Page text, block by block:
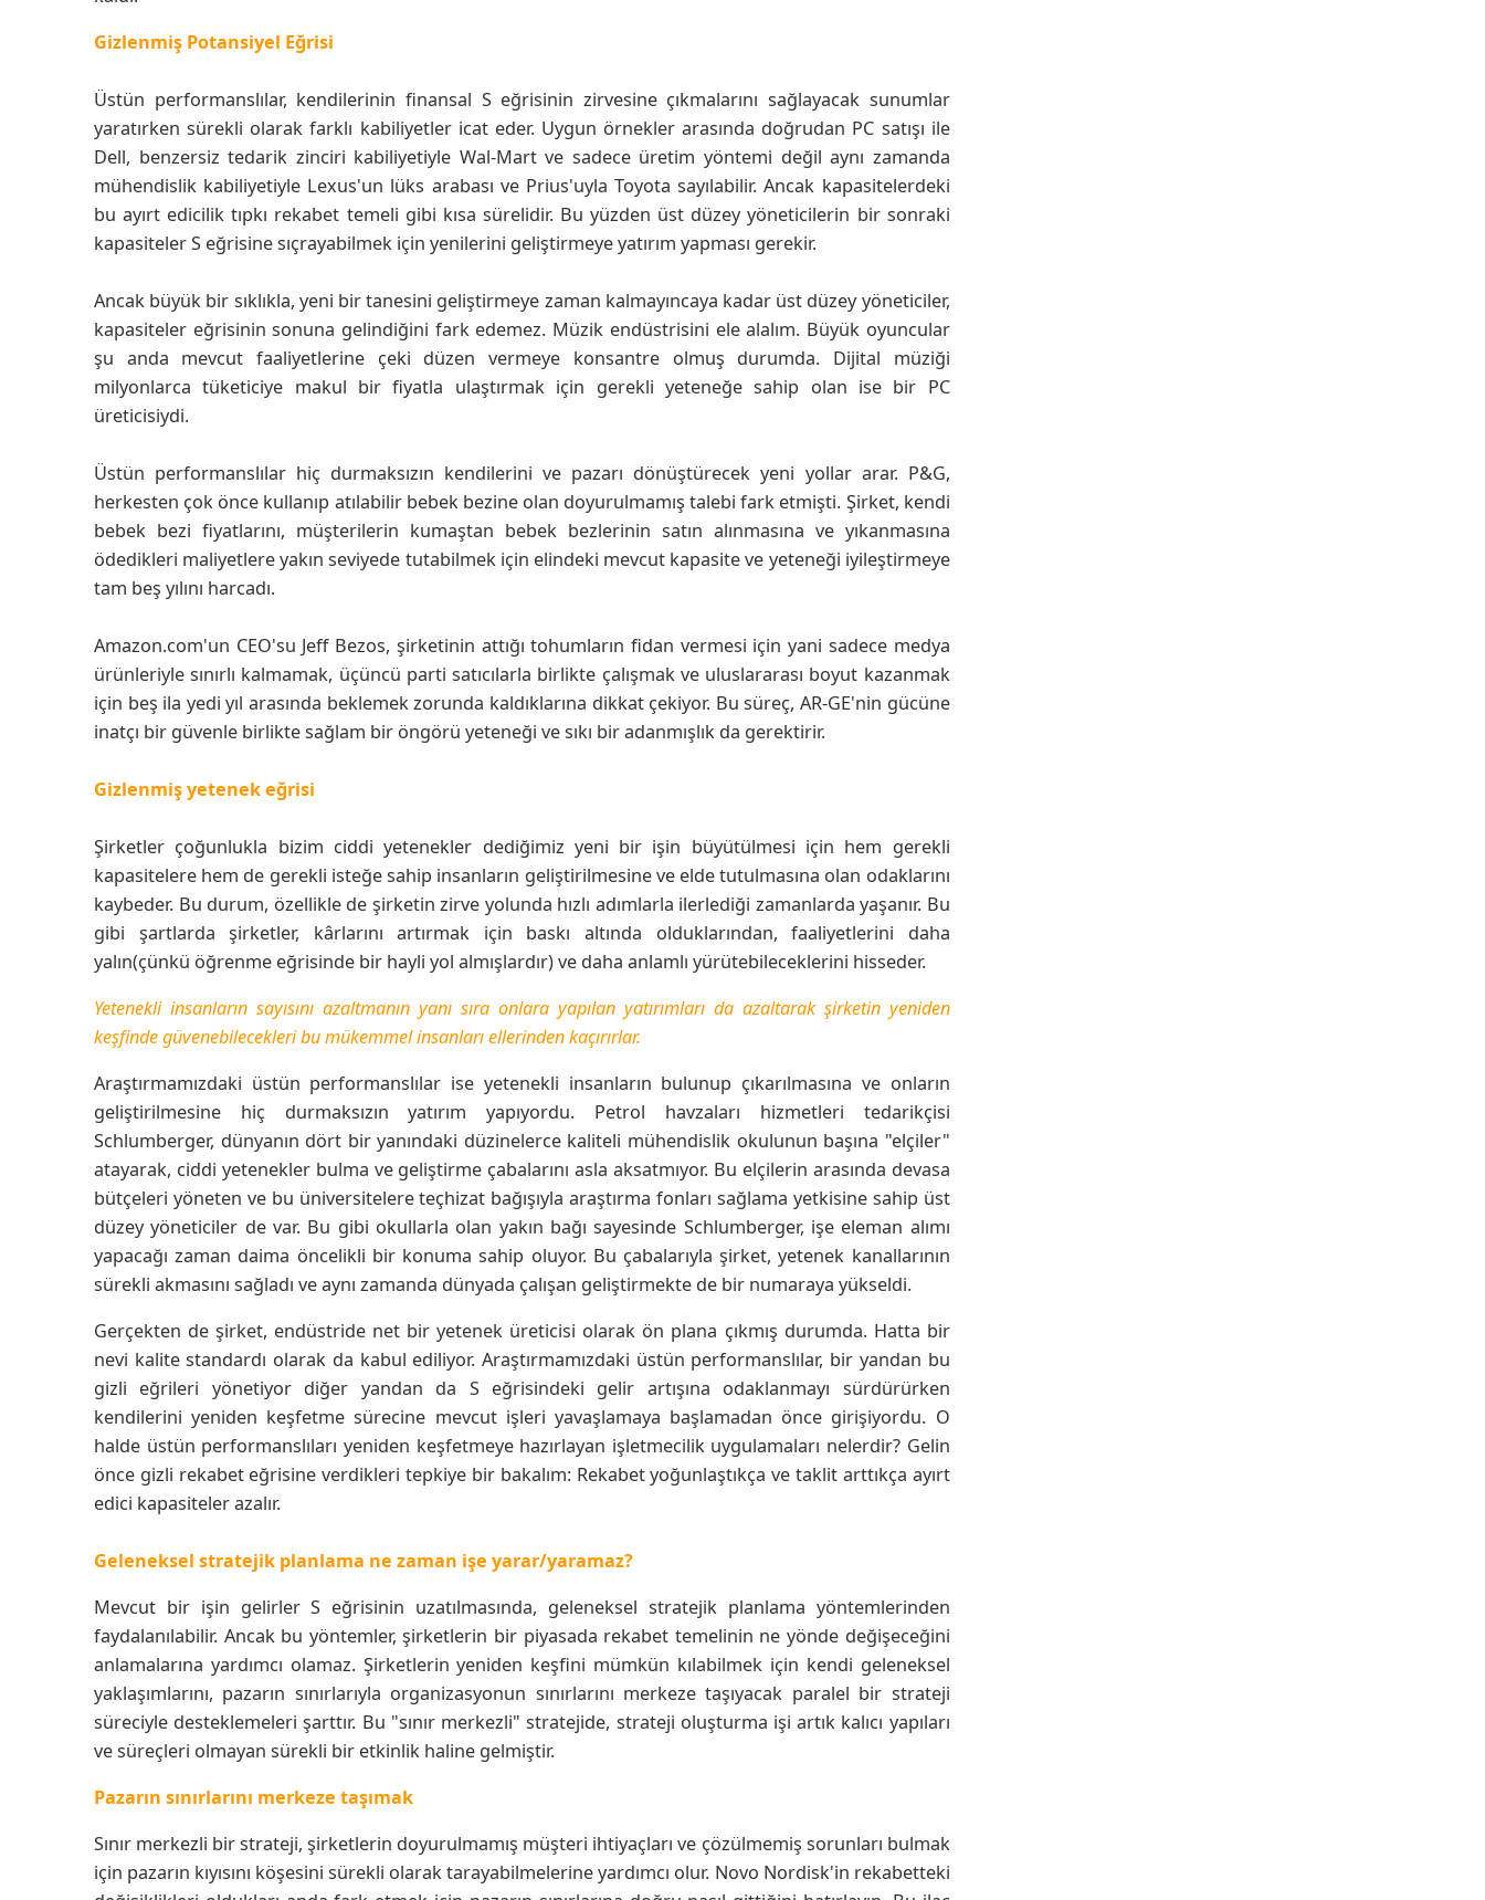
Gizlenmiş Potansiyel Eğrisi
Üstün performanslılar, kendilerinin finansal S eğrisinin zirvesine çıkmalarını sağlayacak sunumlar
yaratırken sürekli olarak farklı kabiliyetler icat eder. Uygun örnekler arasında doğrudan PC satışı ile
Dell, benzersiz tedarik zinciri kabiliyetiyle Wal-Mart ve sadece üretim yöntemi değil aynı zamanda
mühendislik kabiliyetiyle Lexus'un lüks arabası ve Prius'uyla Toyota sayılabilir. Ancak kapasitelerdeki
bu ayırt edicilik tıpkı rekabet temeli gibi kısa sürelidir. Bu yüzden üst düzey yöneticilerin bir sonraki
kapasiteler S eğrisine sıçrayabilmek için yenilerini geliştirmeye yatırım yapması gerekir.
Ancak büyük bir sıklıkla, yeni bir tanesini geliştirmeye zaman kalmayıncaya kadar üst düzey yöneticiler,
kapasiteler eğrisinin sonuna gelindiğini fark edemez. Müzik endüstrisini ele alalım. Büyük oyuncular
şu anda mevcut faaliyetlerine çeki düzen vermeye konsantre olmuş durumda. Dijital müziği
milyonlarca tüketiciye makul bir fiyatla ulaştırmak için gerekli yeteneğe sahip olan ise bir PC
üreticisiydi.
Üstün performanslılar hiç durmaksızın kendilerini ve pazarı dönüştürecek yeni yollar arar. P&G,
herkesten çok önce kullanıp atılabilir bebek bezine olan doyurulmamış talebi fark etmişti. Şirket, kendi
bebek bezi fiyatlarını, müşterilerin kumaştan bebek bezlerinin satın alınmasına ve yıkanmasına
ödedikleri maliyetlere yakın seviyede tutabilmek için elindeki mevcut kapasite ve yeteneği iyileştirmeye
tam beş yılını harcadı.
Amazon.com'un CEO'su Jeff Bezos, şirketinin attığı tohumların fidan vermesi için yani sadece medya
ürünleriyle sınırlı kalmamak, üçüncü parti satıcılarla birlikte çalışmak ve uluslararası boyut kazanmak
için beş ila yedi yıl arasında beklemek zorunda kaldıklarına dikkat çekiyor. Bu süreç, AR-GE'nin gücüne
inatçı bir güvenle birlikte sağlam bir öngörü yeteneği ve sıkı bir adanmışlık da gerektirir.
Gizlenmiş yetenek eğrisi
Şirketler çoğunlukla bizim ciddi yetenekler dediğimiz yeni bir işin büyütülmesi için hem gerekli
kapasitelere hem de gerekli isteğe sahip insanların geliştirilmesine ve elde tutulmasına olan odaklarını
kaybeder. Bu durum, özellikle de şirketin zirve yolunda hızlı adımlarla ilerlediği zamanlarda yaşanır. Bu
gibi şartlarda şirketler, kârlarını artırmak için baskı altında olduklarından, faaliyetlerini daha
yalın(çünkü öğrenme eğrisinde bir hayli yol almışlardır) ve daha anlamlı yürütebileceklerini hisseder.
Yetenekli insanların sayısını azaltmanın yanı sıra onlara yapılan yatırımları da azaltarak şirketin yeniden
keşfinde güvenebilecekleri bu mükemmel insanları ellerinden kaçırırlar.
Araştırmamızdaki üstün performanslılar ise yetenekli insanların bulunup çıkarılmasına ve onların
geliştirilmesine hiç durmaksızın yatırım yapıyordu. Petrol havzaları hizmetleri tedarikçisi
Schlumberger, dünyanın dört bir yanındaki düzinelerce kaliteli mühendislik okulunun başına "elçiler"
atayarak, ciddi yetenekler bulma ve geliştirme çabalarını asla aksatmıyor. Bu elçilerin arasında devasa
bütçeleri yöneten ve bu üniversitelere teçhizat bağışıyla araştırma fonları sağlama yetkisine sahip üst
düzey yöneticiler de var. Bu gibi okullarla olan yakın bağı sayesinde Schlumberger, işe eleman alımı
yapacağı zaman daima öncelikli bir konuma sahip oluyor. Bu çabalarıyla şirket, yetenek kanallarının
sürekli akmasını sağladı ve aynı zamanda dünyada çalışan geliştirmekte de bir numaraya yükseldi.
Gerçekten de şirket, endüstride net bir yetenek üreticisi olarak ön plana çıkmış durumda. Hatta bir
nevi kalite standardı olarak da kabul ediliyor. Araştırmamızdaki üstün performanslılar, bir yandan bu
gizli eğrileri yönetiyor diğer yandan da S eğrisindeki gelir artışına odaklanmayı sürdürürken
kendilerini yeniden keşfetme sürecine mevcut işleri yavaşlamaya başlamadan önce girişiyordu. O
halde üstün performanslıları yeniden keşfetmeye hazırlayan işletmecilik uygulamaları nelerdir? Gelin
önce gizli rekabet eğrisine verdikleri tepkiye bir bakalım: Rekabet yoğunlaştıkça ve taklit arttıkça ayırt
edici kapasiteler azalır.
Geleneksel stratejik planlama ne zaman işe yarar/yaramaz?
Mevcut bir işin gelirler S eğrisinin uzatılmasında, geleneksel stratejik planlama yöntemlerinden
faydalanılabilir. Ancak bu yöntemler, şirketlerin bir piyasada rekabet temelinin ne yönde değişeceğini
anlamalarına yardımcı olamaz. Şirketlerin yeniden keşfini mümkün kılabilmek için kendi geleneksel
yaklaşımlarını, pazarın sınırlarıyla organizasyonun sınırlarını merkeze taşıyacak paralel bir strateji
süreciyle desteklemeleri şarttır. Bu "sınır merkezli" stratejide, strateji oluşturma işi artık kalıcı yapıları
ve süreçleri olmayan sürekli bir etkinlik haline gelmiştir.
Pazarın sınırlarını merkeze taşımak
Sınır merkezli bir strateji, şirketlerin doyurulmamış müşteri ihtiyaçları ve çözülmemiş sorunları bulmak
için pazarın kıyısını köşesini sürekli olarak tarayabilmelerine yardımcı olur. Novo Nordisk'in rekabetteki